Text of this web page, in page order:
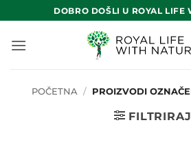
to
content
DOBRO DOŠLI U ROYAL LIFE
POČETNA / PROIZVODI
FILTRIRAJ